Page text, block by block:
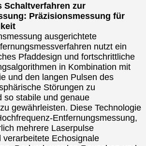
Schaltverfahren zur
Präzisionsmessung für
ausgerichtete
nutzt ein
Pfaddesign und fortschrittliche
in Kombination mit
und den langen Pulsen des
Störungen zu
so stabile und genaue
gewährleisten. Diese Technologie
Entfernungsmessung,
mehrere Laserpulse
verarbeitete Echosignale